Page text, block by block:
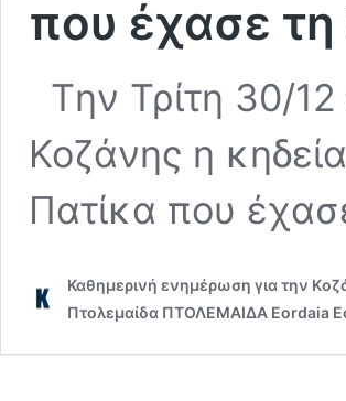
που έχασε
Tην Τρίτη 30/
Κοζάνης η
Πατίκα που
Καθημερινή ενημέρωση για την
Πτολεμαίδα ΠΤΟΛΕΜΑΙΔΑ Eordaia